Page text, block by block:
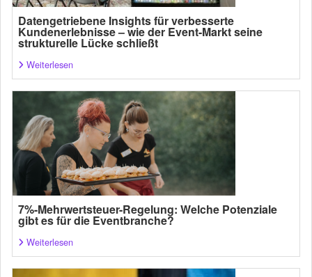
Datengetriebene Insights für verbesserte
Kundenerlebnisse – wie der Event-Markt seine
strukturelle Lücke schließt
Weiterlesen
7%-Mehrwertsteuer-Regelung: Welche Potenziale
gibt es für die Eventbranche?
Weiterlesen